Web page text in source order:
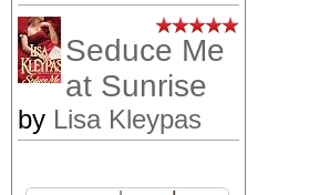
Seduce Me
at Sunrise
by Lisa Kleypas